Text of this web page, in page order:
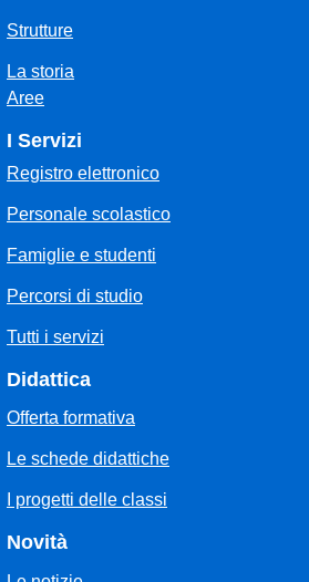
Strutture
La storia
Aree
I Servizi
Registro elettronico
Personale scolastico
Famiglie e studenti
Percorsi di studio
Tutti i servizi
Didattica
Offerta formativa
Le schede didattiche
I progetti delle classi
Novità